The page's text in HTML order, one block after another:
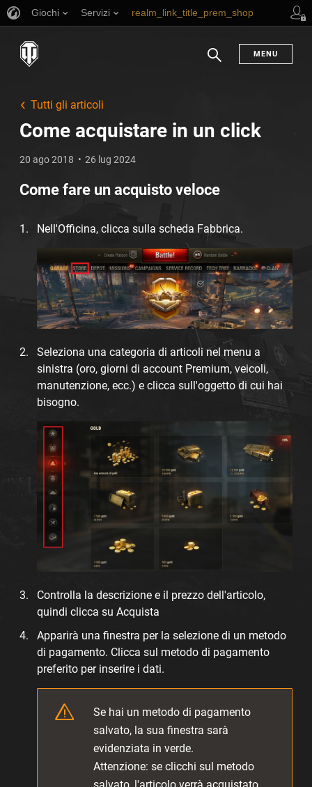
Giochi Servizi realm_link_title_prem_shop
Ricerca
MENU
Tutti gli articoli
Come acquistare in un click
20 ago 2018 26 lug 2024
Come fare un acquisto veloce
Nell'Officina, clicca sulla scheda Fabbrica.
Seleziona una categoria di articoli nel menu a
sinistra (oro, giorni di account Premium, veicoli,
manutenzione, ecc.) e clicca sull'oggetto di cui hai
bisogno.
Controlla la descrizione e il prezzo dell'articolo,
quindi clicca su Acquista
Apparirà una finestra per la selezione di un metodo
di pagamento. Clicca sul metodo di pagamento
preferito per inserire i dati.
Se hai un metodo di pagamento
salvato, la sua finestra sarà
evidenziata in verde.
Attenzione: se clicchi sul metodo
salvato, l'articolo verrà acquistato